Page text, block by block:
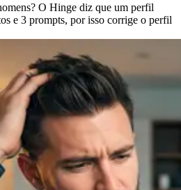
O Hinge diz que um perfil
e 3 prompts, por isso corrige o perfil